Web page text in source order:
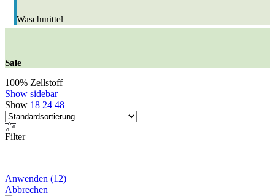
Waschmittel
Sale
100% Zellstoff
Show sidebar
Show 18 24 48
Filter
Anwenden (12)
Abbrechen